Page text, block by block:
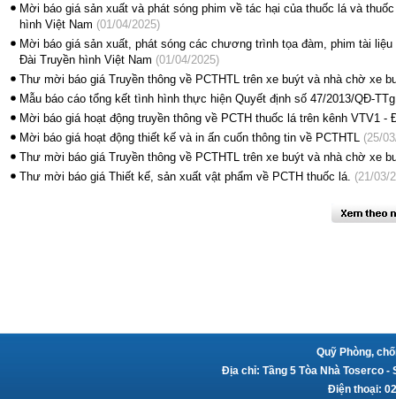
Mời báo giá sản xuất và phát sóng phim về tác hại của thuốc lá và
hình Việt Nam (01/04/2025)
Mời báo giá sản xuất, phát sóng các chương trình tọa đàm, phim tài
Đài Truyền hình Việt Nam (01/04/2025)
Thư mời báo giá Truyền thông về PCTHTL trên xe buýt và nhà chờ xe
Mẫu báo cáo tổng kết tình hình thực hiện Quyết định số 47/2013/QĐ-TTg
Mời báo giá hoạt động truyền thông về PCTH thuốc lá trên kênh VTV1 -
Mời báo giá hoạt động thiết kế và in ấn cuốn thông tin về PCTHTL
(25/
Thư mời báo giá Truyền thông về PCTHTL trên xe buýt và nhà chờ xe
Thư mời báo giá Thiết kế, sản xuất vật phẩm về PCTH thuốc lá. (21/03/
Quỹ Phòng,
Địa chỉ: Tầng 5 Tòa Nhà Toserco -
Điện thoại: